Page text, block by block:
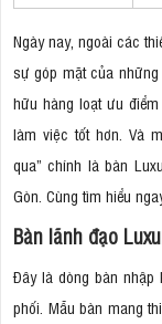
Ngày nay, ngoài các
sự góp mặt của những
hữu hàng loạt ưu
làm việc tốt hơn. Và
qua” chính là bàn
Gòn. Cùng tìm hiểu
Bàn lãnh đạo
Đây là dòng bàn nhập
phối. Mẫu bàn mang